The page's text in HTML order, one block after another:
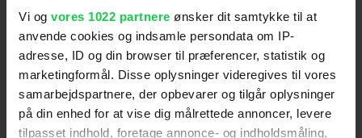
Vi og vores 1022 partnere ønsker dit samtykke til at
anvende cookies og indsamle persondata om IP-
adresse, ID og din browser til præferencer, statistik og
marketingformål. Disse oplysninger videregives til vores
samarbejdspartnere, der opbevarer og tilgår oplysninger
på din enhed for at vise dig målrettede annoncer, levere
tilpasset indhold, foretage annonce- og indholdsmåling,
dykker endnu mere ned i den aktuelle film og dens
stjernefyldte rolleliste: